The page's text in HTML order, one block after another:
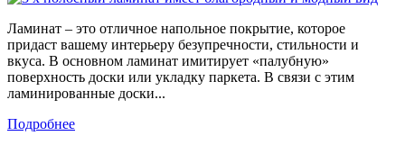
Ламинат – это отличное напольное покрытие, которое
придаст вашему интерьеру безупречности, стильности и
вкуса. В основном ламинат имитирует «палубную»
поверхность доски или укладку паркета. В связи с этим
ламинированные доски...
Подробнее